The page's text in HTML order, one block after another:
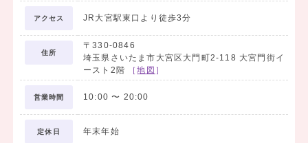
アクセス JR大宮駅東口より徒歩3分
住所
〒330-0846
埼玉県さいたま市大宮区大門町2-118 大宮門街イ
ースト2階
［地図 ］
営業時間 10:00 〜 20:00
定休日 年末年始